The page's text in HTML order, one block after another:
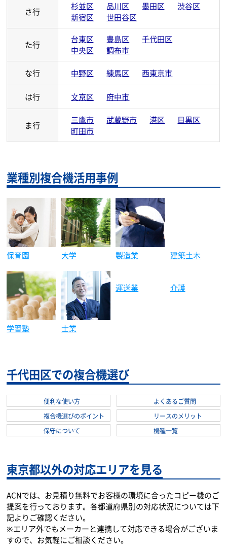
さ行
杉並区 品川区 墨田区
渋谷区
新宿区
世田谷区
た行
台東区 豊島区
千代田区
中央区
調布市
な行 中野区 練馬区 西東京市
は行 文京区 府中市
ま行
三鷹市 武蔵野市 港区
目黒区
町田市
業種別複合機活用事例
保育園 大学 製造業 建築土木
学習塾 士業
運送業 介護
千代田区での複合機選び
便利な使い方
よくあるご質問
複合機選びのポイント
リースのメリット
保守について 機種一覧
東京都以外の対応エリアを見る
ACNでは、お見積り無料でお客様の環境に合ったコピー機のご
提案を行っております。各都道府県別の対応状況については下
記よりご確認ください。